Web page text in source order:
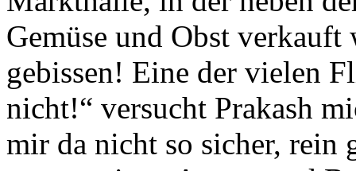
Gemüse und Obst
gebissen! Eine der vielen
nicht!“ versucht Prakash
mir da nicht so sicher,